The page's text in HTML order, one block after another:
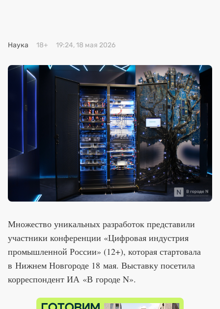
Наука 18+ 19:24, 18 мая 2026
Множество уникальных разработок представили
участники конференции «Цифровая индустрия
промышленной России» (12+), которая стартовала
в Нижнем Новгороде 18 мая. Выставку посетила
корреспондент ИА «В городе N».